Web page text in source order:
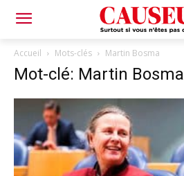
Accueil Mots-clés Martin Bosma
Mot-clé: Martin Bosma